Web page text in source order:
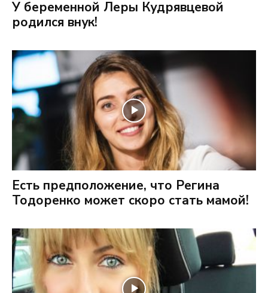
У беременной Леры Кудрявцевой
родился внук!
Есть предположение, что Регина
Тодоренко может скоро стать мамой!